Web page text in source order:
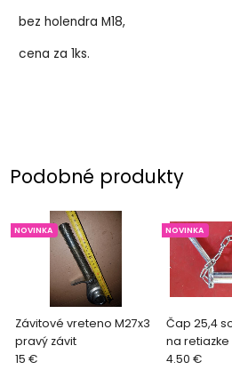
bez holendra M18,
cena za 1ks.
Podobné produkty
Závitové vreteno M27x3
pravý závit
NOVINKA
15 €
Čap 25,4
na retiazke
NOVINKA
4.50 €